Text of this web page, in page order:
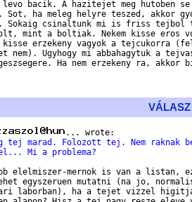
bacik. A hazitejet meg hutoben
ha meleg helyre teszed, akkor
Sokaig csinaltunk mi is friss tejbol
mint a boltiak. Nekem kisse eros
erzekeny vagyok a tejcukorra
nem). Ugyhogy mi abbahagytuk a
Ha nem erzekeny ra, akkor
VÁLASZ
tej marad. Folozott tej. Nem raknak
Mi a problema?
elelmiszer-mernok is van a listan,
egyszeruen mutatni (na jo,
laborban), ha a tejet vizzel